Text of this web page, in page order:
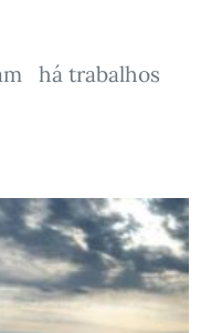
há trabalhos